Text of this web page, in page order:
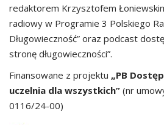
redaktorem Krzysztofem
radiowy w Programie 3 Polskiego
Długowieczność” oraz podcast
stronę długowieczności”.
Finansowane z projektu „PB
uczelnia dla wszystkich” (nr
0116/24-00)